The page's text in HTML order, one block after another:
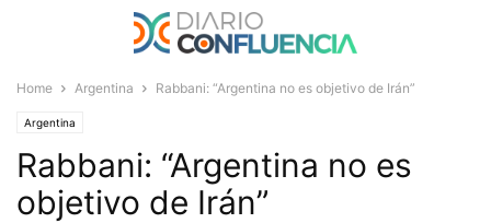
Home Argentina Rabbani: “Argentina no es objetivo de Irán”
Argentina
Rabbani: “Argentina no es
objetivo de Irán”